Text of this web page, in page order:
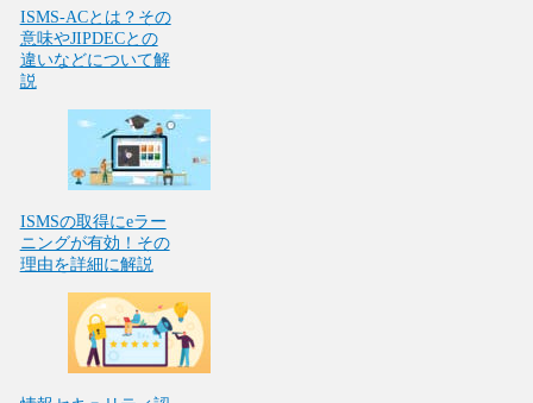
ISMS-ACとは？その
意味やJIPDECとの
違いなどについて解
説
ISMSの取得にeラー
ニングが有効！その
理由を詳細に解説